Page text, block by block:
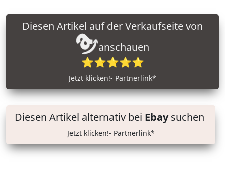
anschauen
⭐⭐⭐⭐⭐
Jetzt klicken!- Partnerlink*
Diesen Artikel alternativ bei Ebaysuchen
Jetzt klicken!- Partnerlink*